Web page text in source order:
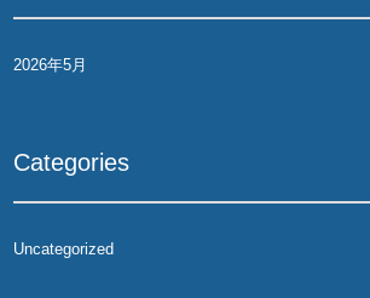
2026年5月
Categories
Uncategorized